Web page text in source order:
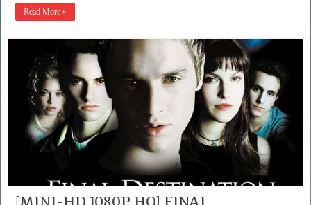
Read More »
[MINI-HD 1080P HQ] FINAL